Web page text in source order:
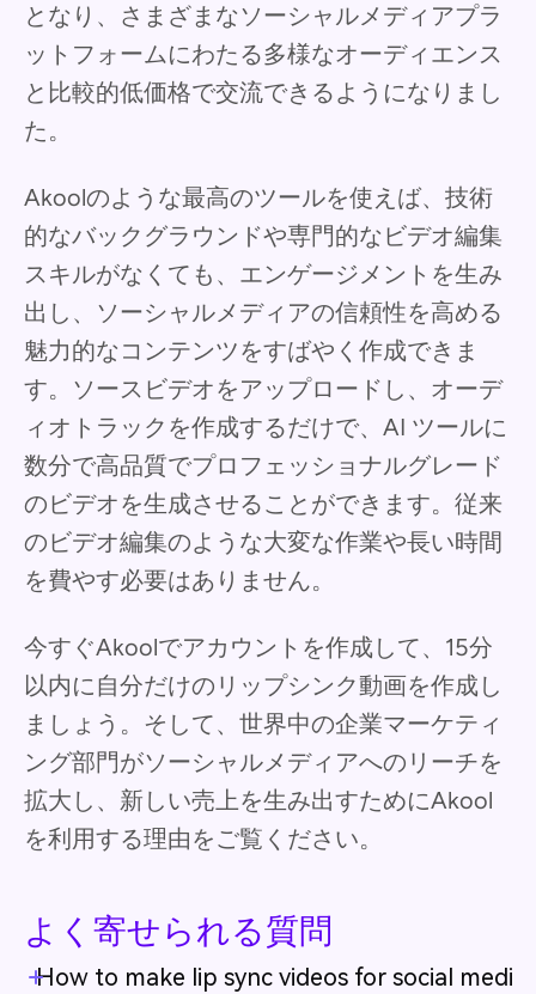
となり、さまざまなソーシャルメディアプラ
ットフォームにわたる多様なオーディエンス
と比較的低価格で交流できるようになりまし
た。
Akoolのような最高のツールを使えば、技術
的なバックグラウンドや専門的なビデオ編集
スキルがなくても、エンゲージメントを生み
出し、ソーシャルメディアの信頼性を高める
魅力的なコンテンツをすばやく作成できま
す。ソースビデオをアップロードし、オーデ
ィオトラックを作成するだけで、AI ツールに
数分で高品質でプロフェッショナルグレード
のビデオを生成させることができます。従来
のビデオ編集のような大変な作業や長い時間
を費やす必要はありません。
今すぐAkoolでアカウントを作成して、15分
以内に自分だけのリップシンク動画を作成し
ましょう。そして、世界中の企業マーケティ
ング部門がソーシャルメディアへのリーチを
拡大し、新しい売上を生み出すためにAkool
を利用する理由をご覧ください。
よく寄せられる質問
How to make lip sync videos for social